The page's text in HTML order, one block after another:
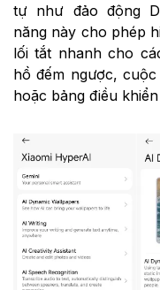
tự như đảo động
năng này cho phép
lối tắt nhanh cho
hồ đếm ngược,
hoặc bảng điều